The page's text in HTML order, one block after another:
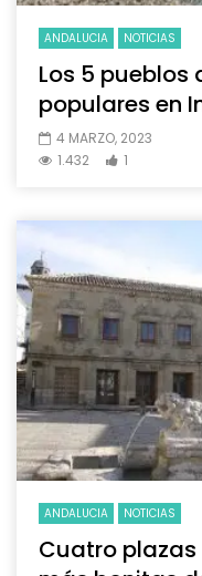
ANDALUCIA NOTICIAS
Los 5
populares en
4 MARZO, 2023
1.432
1
ANDALUCIA NOTICIAS
Cuatro